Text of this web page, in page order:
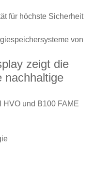
für höchste Sicherheit
von
zeigt die
nachhaltige
HVO und B100 FAME